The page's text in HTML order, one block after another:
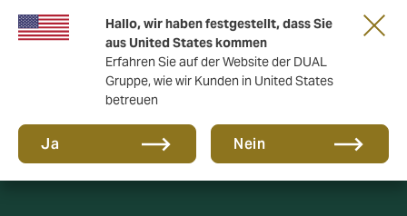
Hallo, wir haben festgestellt, dass Sie
aus United States kommen
Erfahren Sie auf der Website der DUAL
Gruppe, wie wir Kunden in United States
betreuen
Ja Nein
Gemeinsam in die nächste Runde. Renew
with us